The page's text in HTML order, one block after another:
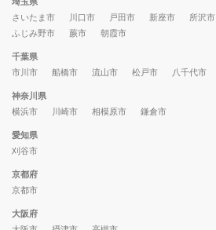
さいたま市
川口市 戸田市 新座市 所沢市
ふじみ野市
蕨市 朝霞市
千葉県
市川市
船橋市 流山市 松戸市 八千代市
神奈川県
横浜市
川崎市 相模原市 鎌倉市
愛知県
刈谷市
京都府
京都市
大阪府